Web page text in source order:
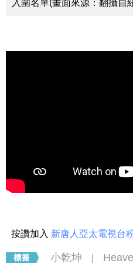
入圍名單(畫面來源：翻攝自
按讚加入 新唐人亞太電視台
小乾坤